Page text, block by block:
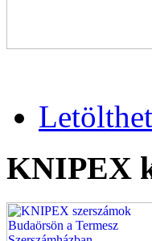
KNIPEX